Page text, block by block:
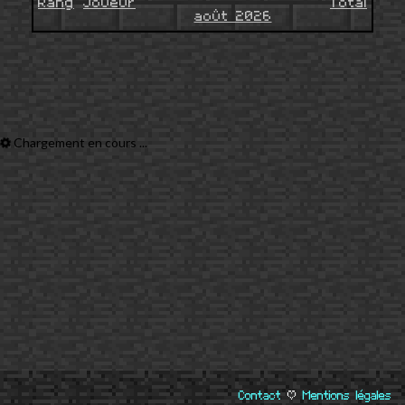
Rang Joueur
août 2026
Total
Chargement en cours ...
Contact| Mentions légales